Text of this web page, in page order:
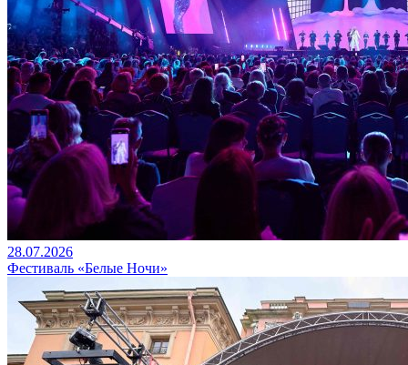
28.07.2026
Фестиваль «Белые Ночи»